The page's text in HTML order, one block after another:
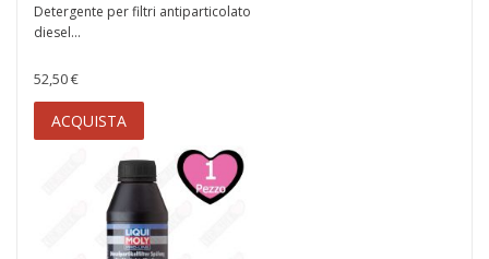
Detergente per filtri antiparticolato
diesel...
52,50 €
ACQUISTA